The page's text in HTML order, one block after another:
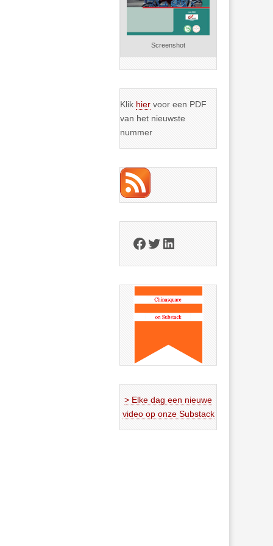
Screenshot
Klik hier voor een PDF
van het nieuwste
nummer
Facebook
Twitter
LinkedIn
> Elke dag een nieuwe
video op onze Substack